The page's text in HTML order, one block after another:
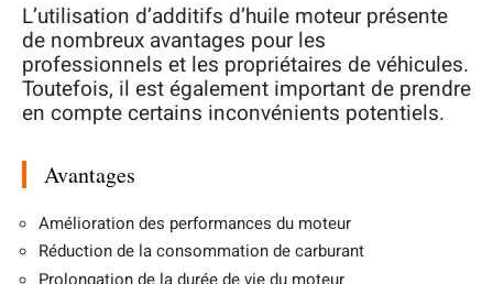
L’utilisation d’additifs d’huile moteur présente
de nombreux avantages pour les
professionnels et les propriétaires de véhicules.
Toutefois, il est également important de prendre
en compte certains inconvénients potentiels.
Avantages
Amélioration des performances du moteur
Réduction de la consommation de carburant
Prolongation de la durée de vie du moteur